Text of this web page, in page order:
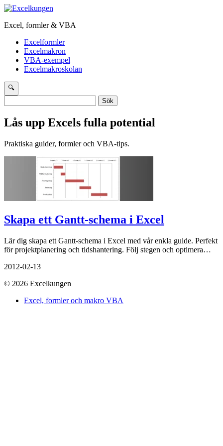
Excel, formler & VBA
Excelformler
Excelmakron
VBA-exempel
Excelmakroskolan
🔍
efter:
Lås upp Excels fulla potential
Praktiska guider, formler och VBA-tips.
Skapa ett Gantt-schema i Excel
Lär dig skapa ett Gantt-schema i Excel med vår enkla guide. Perfekt
för projektplanering och tidshantering. Följ stegen och optimera…
2012-02-13
© 2026 Excelkungen
Excel, formler och makro VBA